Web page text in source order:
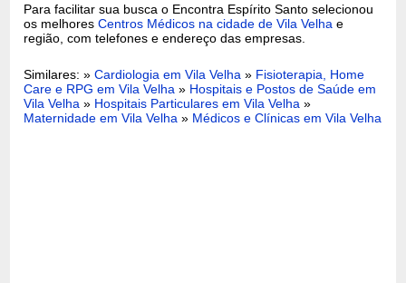
Para facilitar sua busca o Encontra Espírito Santo selecionou
os melhoresCentros Médicos na cidade de Vila Velha e
região, com telefones e endereço das empresas.
Similares: »Cardiologia em Vila Velha » Fisioterapia, Home
Care e RPG em Vila Velha » Hospitais e Postos de Saúde em
Vila Velha » Hospitais Particulares em Vila Velha »
Maternidade em Vila Velha » Médicos e Clínicas em Vila Velha